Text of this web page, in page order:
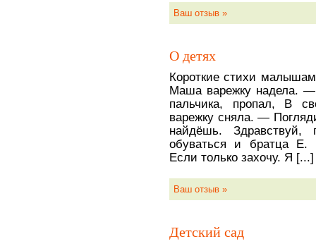
Ваш отзыв »
О детях
Короткие стихи
Маша варежку надела.
пальчика, пропал, В
варежку сняла. —
найдёшь.
обуваться и братца Е.
Если только захочу. Я [...]
Ваш отзыв »
Детский сад